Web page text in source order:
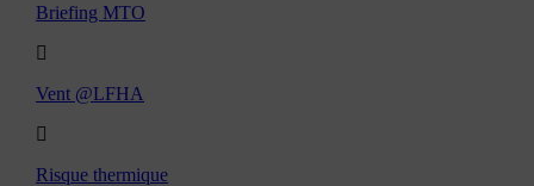
Briefing MTO
Vent @LFHA
Risque thermique